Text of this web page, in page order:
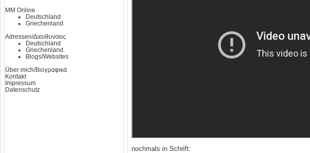
MM Online
Deutschland
Griechenland
Adressen/Διευθυνσεις
Deutschland
Griechenland
Blogs/Websites
Über mich/Βιογραφικά
Kontakt
Impressum
Datenschutz
nochmals in Schrift: